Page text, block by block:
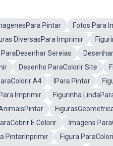
Pintar Fotos Para
DiversasPara Imprimir
Sereias
Desenho ParaColorir Site
A4 IPara Pintar
Imprimir Figurinha
E Colorir Imagens
PintarInprimir Figura